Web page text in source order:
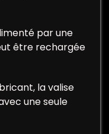
par une
être rechargée
la valise
une seule